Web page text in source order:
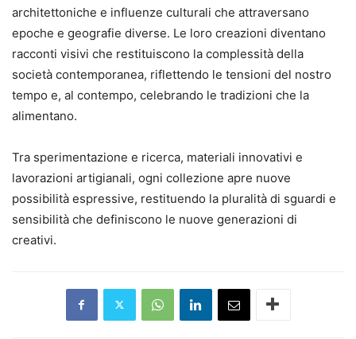
architettoniche e influenze culturali che attraversano
epoche e geografie diverse. Le loro creazioni diventano
racconti visivi che restituiscono la complessità della
società contemporanea, riflettendo le tensioni del nostro
tempo e, al contempo, celebrando le tradizioni che la
alimentano.
Tra sperimentazione e ricerca, materiali innovativi e
lavorazioni artigianali, ogni collezione apre nuove
possibilità espressive, restituendo la pluralità di sguardi e
sensibilità che definiscono le nuove generazioni di
creativi.